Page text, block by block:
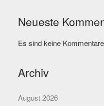
Neueste
Es sind keine
Archiv
August 2026